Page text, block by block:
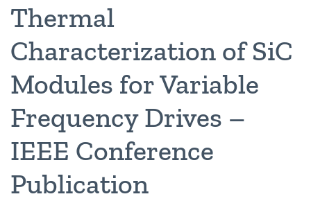
Thermal
Characterization of SiC
Modules for Variable
Frequency Drives –
IEEE Conference
Publication